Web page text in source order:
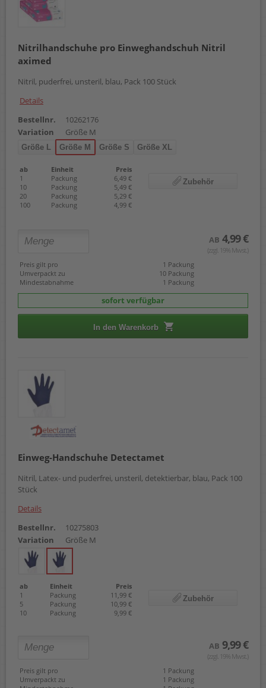
Nitrilhandschuhe pro Einweghandschuh Nitril
aximed
Nitril, puderfrei, unsteril, blau, Pack 100 Stück
Details
Bestellnr.
10262176
Variation
Größe M
Größe L Größe M Größe S Größe XL
ab Einheit
Preis
1
Packung
6,49 €
10
Packung
5,49 €
20
Packung
5,29 €
100
Packung 4,99 €
Zubehör
AB 4,99 €
(zzgl. 19% Mwst.)
Preis gilt pro
1 Packung
Umverpackt zu
10 Packung
Mindestabnahme
1 Packung
sofort verfügbar
In den Warenkorb
Einweg-Handschuhe Detectamet
Nitril, Latex- und puderfrei, unsteril, detektierbar, blau, Pack 100
Stück
Details
Bestellnr.
10275803
Variation
Größe M
ab Einheit
Preis
1
Packung
11,99 €
5
Packung
10,99 €
10
Packung 9,99 €
Zubehör
AB 9,99 €
(zzgl. 19% Mwst.)
Preis gilt pro
1 Packung
Umverpackt zu
1 Packung